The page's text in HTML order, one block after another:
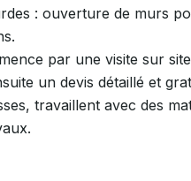
: ouverture de murs
par une visite sur
un devis détaillé et
travaillent avec des